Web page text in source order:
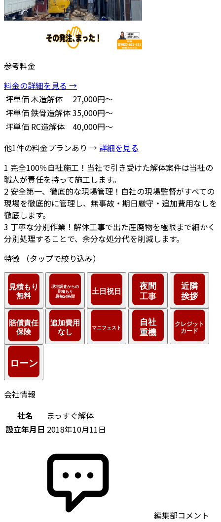
参考料金
料金の詳細を見る →
坪単価木造解体
27,000円～
坪単価鉄骨造解体35,000円～
坪単価 RC造解体
40,000円～
他1件の料金プランあり → 詳細を見る
1 完全100％自社施工！当社で引き受けた解体案件は当社の
職人が責任を持って施工します。
2安全第一、徹底的な現場管理！自社の現場監督がすべての
現場を徹底的に管理し、無事故・期日厳守・追加費用なしを
徹底します。
3 丁寧な分別作業！解体工事で出た産廃物を極限まで細かく
分別処理することで、余分な処分代を削減します。
特徴
（タップで絞り込み）
会社情報
社名
まっすぐ解体
設立年月日 2018年10月11日
編集部コメント